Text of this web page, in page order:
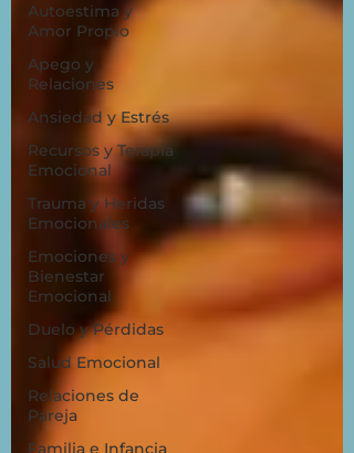
Autoestima y
Amor Propio
Apego y
Relaciones
Ansiedad y Estrés
Recursos y Terapia
Emocional
Trauma y Heridas
Emocionales
Emociones y
Bienestar
Emocional
Duelo y Pérdidas
Salud Emocional
Relaciones de
Pareja
Familia e Infancia